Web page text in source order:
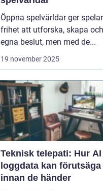
Öppna spelvärldar ger
frihet att utforska, skapa
egna beslut, men med de...
19 november 2025
Teknisk telepati: Hur
loggdata kan
innan de händer